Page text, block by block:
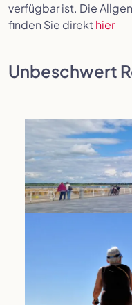
verfügbar ist. Die
finden Sie direkthier
Unbeschwert